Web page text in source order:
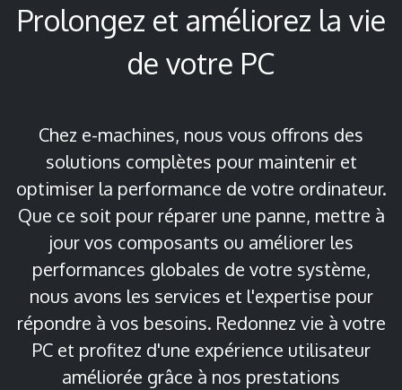
Prolongez et améliorez la vie
de votre PC
Chez e-machines, nous vous offrons des
solutions complètes pour maintenir et
optimiser la performance de votre ordinateur.
Que ce soit pour réparer une panne, mettre à
jour vos composants ou améliorer les
performances globales de votre système,
nous avons les services et l'expertise pour
répondre à vos besoins. Redonnez vie à votre
PC et profitez d'une expérience utilisateur
améliorée grâce à nos prestations